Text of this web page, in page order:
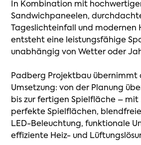
In Kombination mit
Sandwichpaneelen,
Tageslichteinfall
und modernen
entsteht eine leistungsfähige
unabhängig von Wetter oder
Padberg Projektbau übernimmt
Umsetzung: von der Planung
bis zur fertigen Spielfläche – mit
perfekte Spielflächen, blendfreie
LED-Beleuchtung, funktionale
effiziente Heiz- und